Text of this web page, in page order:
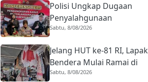
Ketiban Berkah
Polisi Ungkap Dugaan
Penyalahgunaan
Angkutan BBM Bio Solar
36 Jeriken Diamankan
Sabtu, 8/08/2026
Jelang HUT ke-81 RI, Lapak
Bendera Mulai Ramai di
Pasar Pusat Padang
Sabtu, 8/08/2026